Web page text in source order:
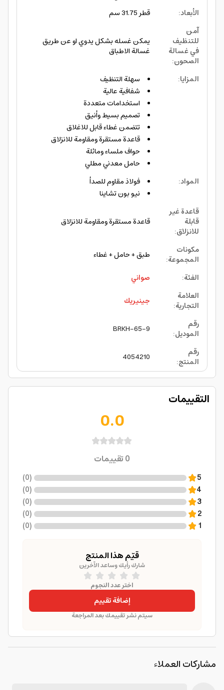
الأبعاد:
قطر 31.75 سم
آمن
للتنظيف
في غسالة
الصحون:
يمكن غسله بشكل يدوي او عن طريق
غسالة الاطباق
المزايا:
سهلة التنظيف
شفافية عالية
استخدامات متعددة
تصميم بسيط وأنيق
تتضمن غطاء قابل للاغلاق
قاعدة مستقرة ومقاومة للانزلاق
حواف ملساء ومائلة
حامل معدني مطلي
المواد:
فولاذ مقاوم للصدأ
نيو بون تشاينا
قاعدة غير
قابلة
للانزلاق:
قاعدة مستقرة ومقاومة للانزلاق
مكونات
المجموعة:
طبق + حامل + غطاء
الفئة:
صواني
العلامة
التجارية:
جينيريك
رقم
الموديل:
BRKH-65-9
رقم
المنتج:
4054210
التقييمات
0.0
0تقييمات
5
(
0
)
4
(
0
)
3
(
0
)
2
(
0
)
1
(
0
)
قيّم هذا المنتج
شارك رأيك وساعد الآخرين
اختر عدد النجوم
إضافة تقييم
سيتم نشر تقييمك بعد المراجعة
مشاركات العملاء